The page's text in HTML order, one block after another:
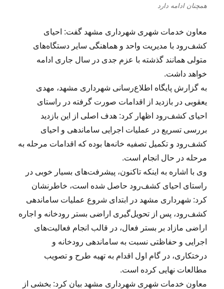
همچنان ادامه دارد
معاون خدمات شهری شهرداری مشهد گفت: احیای
کشف‌رود با مدیریت واحد و هماهنگی سایر دستگاه‌های
متولی همانند گذشته با عزم جدی در سال جاری ادامه
خواهد داشت.
به گزارش پایگاه اطلاع‌رسانی شهرداری مشهد، مهدی
یعقوبی در بازدید از اقدامات صورت گرفته در راستای
احیای کشف‌رود اظهار کرد: هدف اصلی از این بازدید
بررسی تسریع در عملیات اجرایی ساماندهی و احیای
کشف‌رود و تکمیل تصفیه خانه‌ها بوده که اقدامات مرحله به
مرحله در حال انجام است.
وی با اشاره به اینکه تاکنون، پیشرفت‌های بسیار خوبی در
راستای احیای کشف‌رود حاصل شده است، خاطرنشان
کرد: شهرداری مشهد در ابتدای شروع عملیات ساماندهی
کشف‌رود، پس از تحویل‌گیری اراضی بستر رودخانه و اجاره
اراضی مازاد بر بستر فعال، در قالب انجام فعالیت‌های
اجرایی و حفاظتی نسبت به ساماندهی رودخانه و
درختکاری، در گام اول اقدام به تهیه طرح و تصویب
مطالعات نهایی کرده است.
معاون خدمات شهری شهرداری مشهد بیان کرد: بخشی از